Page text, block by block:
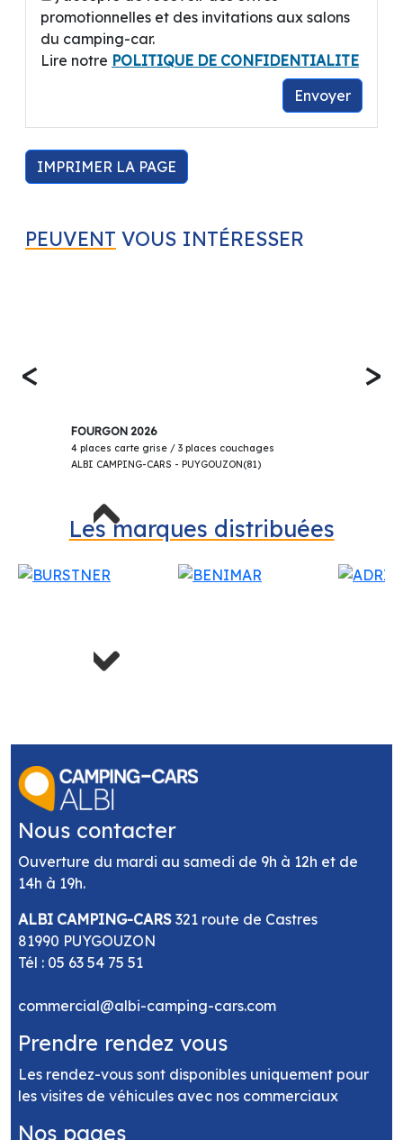
promotionnelles et des invitations aux salons
du camping-car.
Lire notre POLITIQUE DE CONFIDENTIALITE
Envoyer
IMPRIMER LA PAGE
PEUVENT VOUS INTÉRESSER
<
FOURGON 2026
4 places carte grise / 3 places couchages
ALBI CAMPING-CARS - PUYGOUZON(81)
>
Les marques distribuées
Previous
Nous contacter
Ouverture du mardi au samedi de 9h à 12h et de
14h à 19h.
ALBI CAMPING-CARS 321 route de Castres
81990 PUYGOUZON
Tél : 05 63 54 75 51
commercial@albi-camping-cars.com
Prendre rendez vous
Les rendez-vous sont disponibles uniquement pour
les visites de véhicules avec nos commerciaux
Nos pages